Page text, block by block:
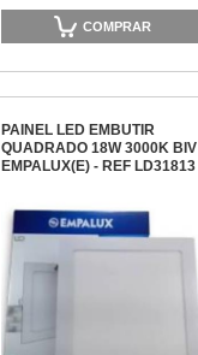
COMPRAR
PAINEL LED EMBUTIR
QUADRADO 18W 3000K BIV
EMPALUX(E) - REF LD31813